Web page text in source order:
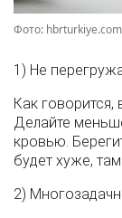
Фото: hbrturkiye.com
1) Не
Как
Делайте
кровью.
будет хуже,
2)